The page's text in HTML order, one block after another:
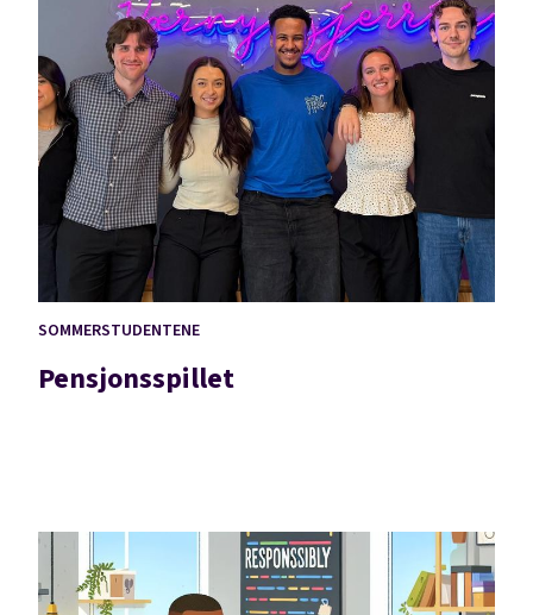
SOMMERSTUDENTENE
Pensjonsspillet